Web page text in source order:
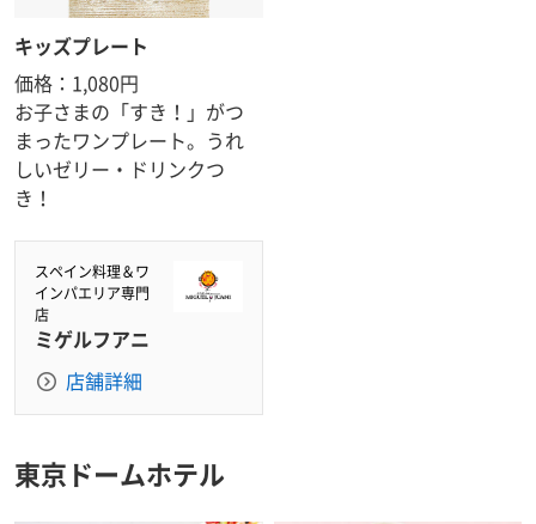
キッズプレート
価格：1,080円
お子さまの「すき！」がつ
まったワンプレート。うれ
しいゼリー・ドリンクつ
き！
スペイン料理＆ワ
インパエリア専門
店
ミゲルフアニ
店舗詳細
東京ドームホテル